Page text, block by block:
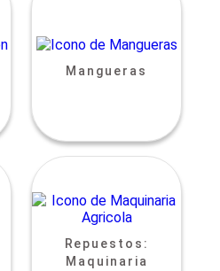
Mangueras
Repuestos:
Maquinaria